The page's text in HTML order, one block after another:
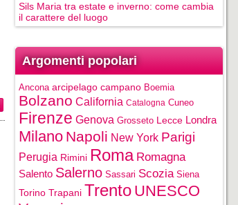
Sils Maria tra estate e inverno: come cambia
il carattere del luogo
Argomenti popolari
Ancona arcipelago campano Boemia
Bolzano California Catalogna Cuneo
Firenze Genova Grosseto Lecce Londra
Milano Napoli New York Parigi
Perugia Rimini Roma Romagna
Salento Salerno Sassari Scozia Siena
Torino Trapani Trento UNESCO